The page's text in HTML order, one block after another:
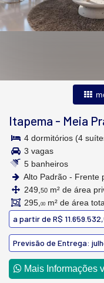
Itapema - Meia
4 dormitórios (4
3 vagas
5 banheiros
Alto Padrão - Frente
249, 50 m² de área
295, 00 m² de área
a partir de R$ 11.659.532,
Previsão de Entrega:
Mais Informações